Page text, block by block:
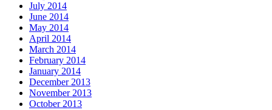
July 2014
June 2014
May 2014
April 2014
March 2014
February 2014
January 2014
December 2013
November 2013
October 2013